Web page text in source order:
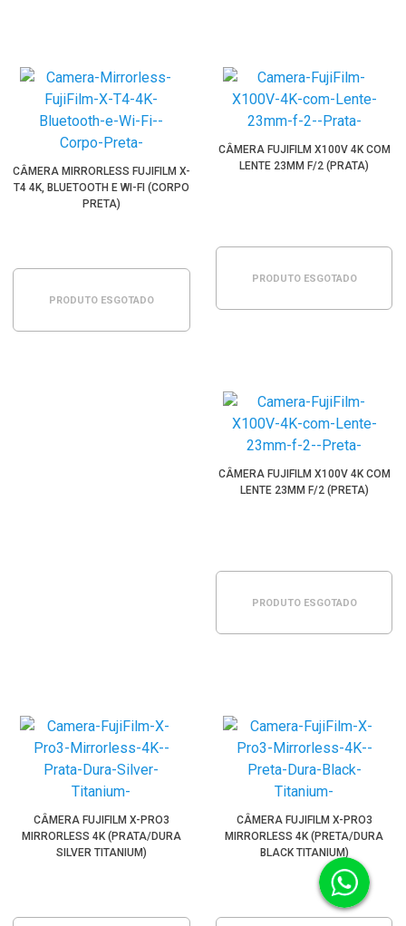
CÂMERA MIRRORLESS FUJIFILM X-
T4 4K, BLUETOOTH E WI-FI (CORPO
PRETA)
PRODUTO ESGOTADO
CÂMERA FUJIFILM X100V 4K COM
LENTE 23MM F/2 (PRATA)
PRODUTO ESGOTADO
CÂMERA FUJIFILM X100V 4K COM
LENTE 23MM F/2 (PRETA)
PRODUTO ESGOTADO
CÂMERA FUJIFILM X-PRO3
MIRRORLESS 4K (PRATA/DURA
SILVER TITANIUM)
CÂMERA FUJIFILM X-PRO3
MIRRORLESS 4K (PRETA/DURA
BLACK TITANIUM)